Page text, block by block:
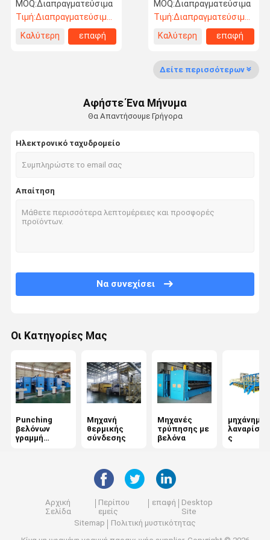
Έλεγχος
Επικοινωνήσ
Ζητήστε Μια
Μηχανή θερμικής σύνδεσης
Μηχανές τρύπησης με βελόνα
μηχάνημα λαναρίσματος
Μηχανή ανοίγματος ινών
Μηχανή σχηματισμού ιστού
Μηχανή μη υφαντικής χημικής σύνδεσης
στροφές ανά λεπτό
MOQ:Διαπραγματεύσιμα
Τιμή:Διαπραγματεύσιμος
Καλύτερη
επαφή
MOQ:Διαπραγματεύσιμα
Τιμή:Διαπραγματεύσιμος
Καλύτερη
επαφή
Δείτε περισσότερων
Αφήστε Ένα Μήνυμα
Θα Απαντήσουμε Γρήγορα
Ηλεκτρονικό ταχυδρομείο
Απαίτηση
Να συνεχίσει
Οι Κατηγορίες Μας
Punching
βελόνων
γραμμή
Μηχανή
θερμικής
σύνδεσης
Μηχανές
τρύπησης με
βελόνα
μηχάνημα
ς
Αρχική
Σελίδα
Περίπου
εμείς
επαφή
Desktop
Site
Sitemap
Πολιτική μυστικότητας